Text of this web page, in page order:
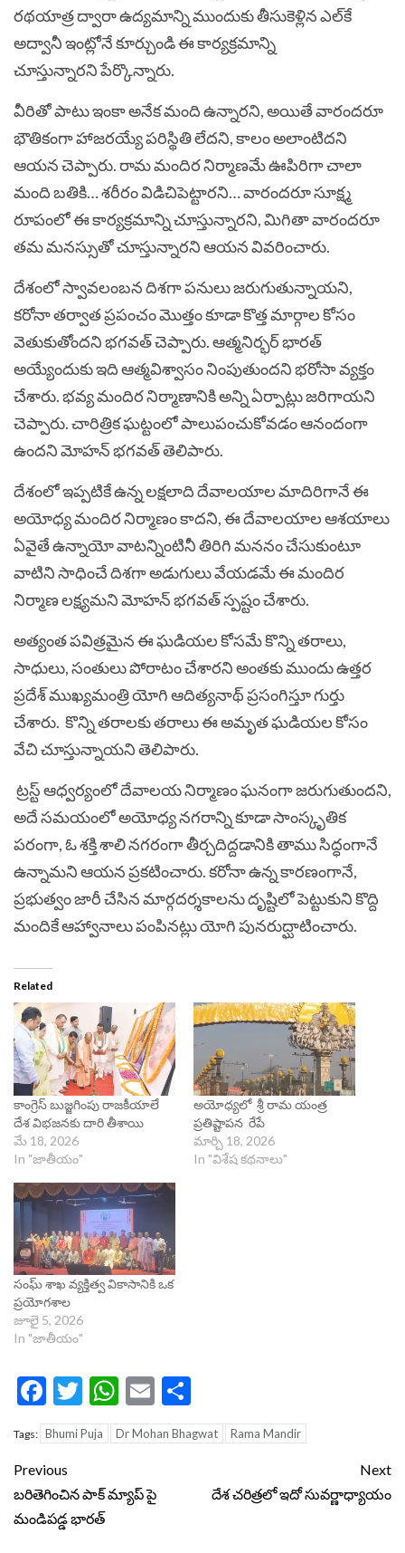
రథయాత్ర ద్వారా ఉద్యమాన్ని ముందుకు తీసుకెళ్లిన ఎల్‌కే
అద్వానీ ఇంట్లోనే కూర్చుండి ఈ కార్యక్రమాన్ని
చూస్తున్నారని పేర్కొన్నారు.
వీరితో పాటు ఇంకా అనేక మంది ఉన్నారని, అయితే వారందరూ
భౌతికంగా హాజరయ్యే పరిస్థితి లేదని, కాలం అలాంటిదని
ఆయన చెప్పారు. రామ మందిర నిర్మాణమే ఊపిరిగా చాలా
మంది బతికి… శరీరం విడిచిపెట్టారని… వారందరూ సూక్ష్మ
రూపంలో ఈ కార్యక్రమాన్ని చూస్తున్నారని, మిగితా వారందరూ
తమ మనస్సుతో చూస్తున్నారని ఆయన వివరించారు.
దేశంలో స్వావలంబన దిశగా పనులు జరుగుతున్నాయని,
కరోనా తర్వాత ప్రపంచం మొత్తం కూడా కొత్త మార్గాల కోసం
వెతుకుతోందని భగవత్ చెప్పారు. ఆత్మనిర్భర్‌ భారత్‌
అయ్యేందుకు ఇది ఆత్మవిశ్వాసం నింపుతుందని భరోసా వ్యక్తం
చేశారు. భవ్య మందిర నిర్మాణానికి అన్ని ఏర్పాట్లు జరిగాయని
చెప్పారు. చారిత్రిక ఘట్టంలో పాలుపంచుకోవడం ఆనందంగా
ఉందని మోహన్‌ భగవత్‌ తెలిపారు.
దేశంలో ఇప్పటికే ఉన్న లక్షలాది దేవాలయాల మాదిరిగానే ఈ
అయోధ్య మందిర నిర్మాణం కాదని, ఈ దేవాలయాల ఆశయాలు
ఏవైతే ఉన్నాయో వాటన్నింటినీ తిరిగి మననం చేసుకుంటూ
వాటిని సాధించే దిశగా అడుగులు వేయడమే ఈ మందిర
నిర్మాణ లక్ష్యమని మోహన్ భగవత్ స్పష్టం చేశారు.
అత్యంత పవిత్రమైన ఈ ఘడియల కోసమే కొన్ని తరాలు,
సాధులు, సంతులు పోరాటం చేశారని అంతకు ముందు ఉత్తర
ప్రదేశ్ ముఖ్యమంత్రి యోగి ఆదిత్యనాథ్ ప్రసంగిస్తూ గుర్తు
చేశారు. కొన్ని తరాలకు తరాలు ఈ అమృత ఘడియల కోసం
వేచి చూస్తున్నాయని తెలిపారు.
ట్రస్ట్ ఆధ్వర్యంలో దేవాలయ నిర్మాణం ఘనంగా జరుగుతుందని,
అదే సమయంలో అయోధ్య నగరాన్ని కూడా సాంస్కృతిక
పరంగా, ఓ శక్తి శాలి నగరంగా తీర్చదిద్దడానికి తాము సిద్ధంగానే
ఉన్నామని ఆయన ప్రకటించారు. కరోనా ఉన్న కారణంగానే,
ప్రభుత్వం జారీ చేసిన మార్గదర్శకాలను దృష్టిలో పెట్టుకుని కొద్ది
మందికే ఆహ్వానాలు పంపినట్లు యోగి పునరుద్ఘాటించారు.
Related
కాంగ్రెస్ బుజ్జగింపు రాజకీయాలే
దేశ విభజనకు దారి తీశాయి
మే 18, 2026
In "జాతీయం"
అయోధ్యలో శ్రీ రామ యంత్ర
ప్రతిష్టాపన రేపే
మార్చి 18, 2026
In "విశేష కథనాలు"
సంఘ్ శాఖ వ్యక్తిత్వ వికాసానికి ఒక
ప్రయోగశాల
జూలై 5, 2026
In "జాతీయం"
Facebook
Twitter
WhatsApp
Email
Tags: Bhumi Puja Dr Mohan Bhagwat Rama Mandir
Continue
Reading
Previous
బరితెగించిన పాక్ మ్యాప్ పై
మండిపడ్డ భారత్
Next
దేశ చరిత్రలో ఇదో సువర్ణాధ్యాయం